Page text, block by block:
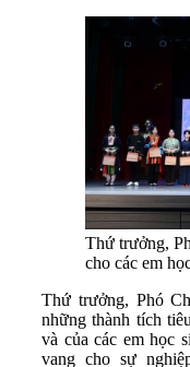
Thứ trưởng,
cho các em
Thứ trưởng, Phó
những thành tích
và của các em học
vang cho sự